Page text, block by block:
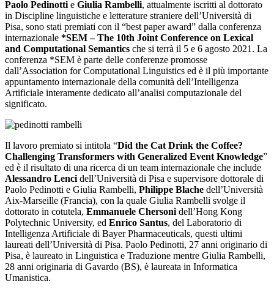
Paolo Pedinotti e Giulia Rambelli, attualmente iscritti al dottorato
in Discipline linguistiche e letterature straniere dell’Università di
Pisa, sono stati premiati con il “best paper award” dalla conferenza
internazionale *SEM – The 10th Joint Conference on Lexical
and Computational Semantics che si terrà il 5 e 6 agosto 2021. La
conferenza *SEM è parte delle conferenze promosse
dall’Association for Computational Linguistics ed è il più importante
appuntamento internazionale della comunità dell’Intelligenza
Artificiale interamente dedicato all’analisi computazionale del
significato.
Il lavoro premiato si intitola “Did the Cat Drink the Coffee?
Challenging Transformers with Generalized Event Knowledge”
ed è il risultato di una ricerca di un team internazionale che include
Alessandro Lenci dell’Università di Pisa e supervisore dottorale di
Paolo Pedinotti e Giulia Rambelli, Philippe Blache dell’Università
Aix-Marseille (Francia), con la quale Giulia Rambelli svolge il
dottorato in cotutela, Emmanuele Chersoni dell’Hong Kong
Polytechnic University, ed Enrico Santus, del Laboratorio di
Intelligenza Artificiale di Bayer Pharmaceuticals, questi ultimi
laureati dell’Università di Pisa. Paolo Pedinotti, 27 anni originario di
Pisa, è laureato in Linguistica e Traduzione mentre Giulia Rambelli,
28 anni originaria di Gavardo (BS), è laureata in Informatica
Umanistica.